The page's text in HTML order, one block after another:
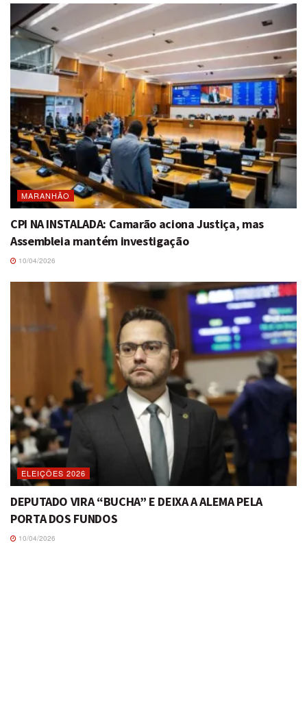
MARANHÃO
CPI NA INSTALADA: Camarão aciona Justiça, mas
Assembleia mantém investigação
10/04/2026
ELEIÇÕES 2026
DEPUTADO VIRA “BUCHA” E DEIXA A ALEMA PELA
PORTA DOS FUNDOS
10/04/2026